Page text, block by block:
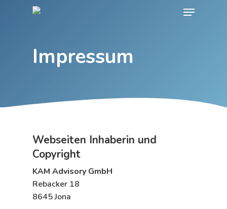
Menu
Impressum
Webseiten Inhaberin und
Copyright
KAM Advisory GmbH
Rebacker 18
8645 Jona